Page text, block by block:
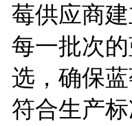
莓供应商
每一批次
选，确保
符合生产